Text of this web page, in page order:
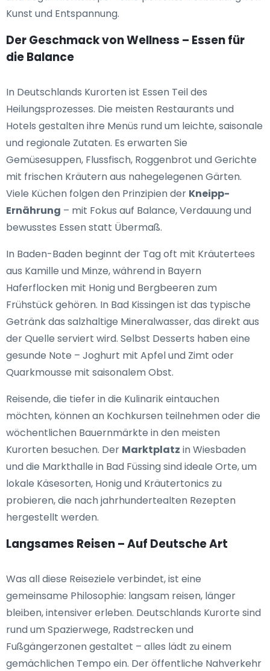
Kunst und Entspannung.
Der Geschmack von Wellness – Essen für
die Balance
In Deutschlands Kurorten ist Essen Teil des
Heilungsprozesses. Die meisten Restaurants und
Hotels gestalten ihre Menüs rund um leichte, saisonale
und regionale Zutaten. Es erwarten Sie
Gemüsesuppen, Flussfisch, Roggenbrot und Gerichte
mit frischen Kräutern aus nahegelegenen Gärten.
Viele Küchen folgen den Prinzipien der Kneipp-
Ernährung – mit Fokus auf Balance, Verdauung und
bewusstes Essen statt Übermaß.
In Baden-Baden beginnt der Tag oft mit Kräutertees
aus Kamille und Minze, während in Bayern
Haferflocken mit Honig und Bergbeeren zum
Frühstück gehören. In Bad Kissingen ist das typische
Getränk das salzhaltige Mineralwasser, das direkt aus
der Quelle serviert wird. Selbst Desserts haben eine
gesunde Note – Joghurt mit Apfel und Zimt oder
Quarkmousse mit saisonalem Obst.
Reisende, die tiefer in die Kulinarik eintauchen
möchten, können an Kochkursen teilnehmen oder die
wöchentlichen Bauernmärkte in den meisten
Kurorten besuchen. Der Marktplatz in Wiesbaden
und die Markthalle in Bad Füssing sind ideale Orte, um
lokale Käsesorten, Honig und Kräutertonics zu
probieren, die nach jahrhundertealten Rezepten
hergestellt werden.
Langsames Reisen – Auf Deutsche Art
Was all diese Reiseziele verbindet, ist eine
gemeinsame Philosophie: langsam reisen, länger
bleiben, intensiver erleben. Deutschlands Kurorte sind
rund um Spazierwege, Radstrecken und
Fußgängerzonen gestaltet – alles lädt zu einem
gemächlichen Tempo ein. Der öffentliche Nahverkehr